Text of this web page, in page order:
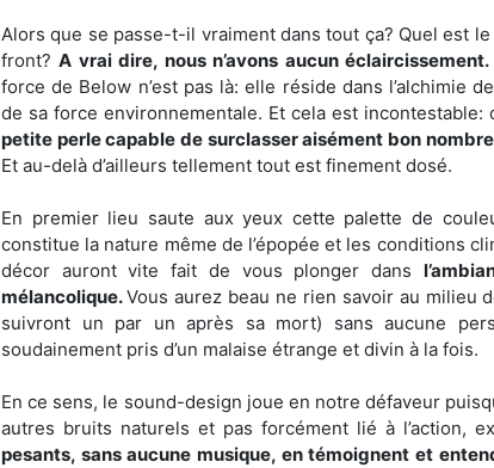
Alors que se passe-t-il vraiment dans tout ça? Quel est
front?A vrai dire, nous n’avons aucun
force de Below n’est pas là: elle réside dans l’alchimie
de sa force environnementale. Et cela est incontestable:
petite perle capable de surclasser aisément bon
Et au-delà d’ailleurs tellement tout est finement dosé.
En premier lieu saute aux yeux cette palette de
constitue la nature même de l’épopée et les conditions
décor auront vite fait de vous plonger dans
mélancolique.Vous aurez beau ne rien savoir au milieu
suivront un par un après sa mort) sans aucune
soudainement pris d’un malaise étrange et divin à la fois.
En ce sens, le sound-design joue en notre défaveur
autres bruits naturels et pas forcément lié à l’action,
pesants, sans aucune musique, en témoignent et